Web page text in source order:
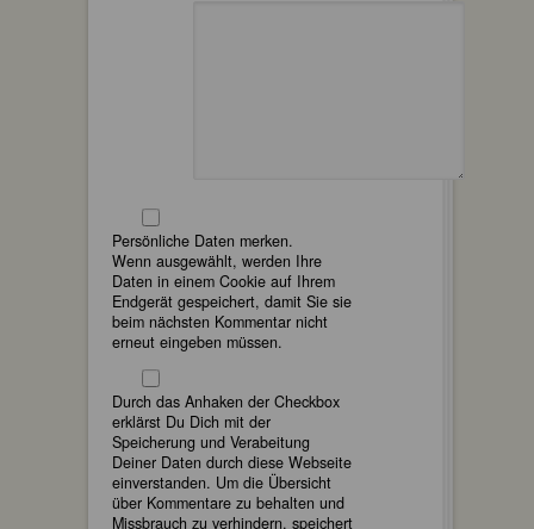
Persönliche Daten merken.
Wenn ausgewählt, werden Ihre
Daten in einem Cookie auf Ihrem
Endgerät gespeichert, damit Sie sie
beim nächsten Kommentar nicht
erneut eingeben müssen.
Durch das Anhaken der Checkbox
erklärst Du Dich mit der
Speicherung und Verabeitung
Deiner Daten durch diese Webseite
einverstanden. Um die Übersicht
über Kommentare zu behalten und
Missbrauch zu verhindern, speichert